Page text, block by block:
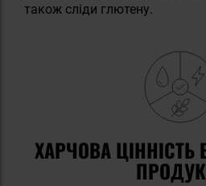
також сліди глютену.
ХАРЧОВА ЦІННІСТЬ